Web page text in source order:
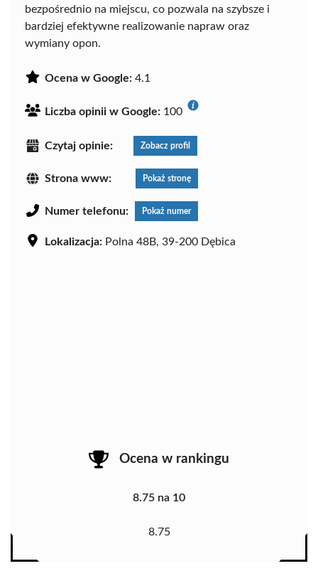
bezpośrednio na miejscu, co pozwala na szybsze i
bardziej efektywne realizowanie napraw oraz
wymiany opon.
Ocena w Google: 4.1
Liczba opinii w Google: 100
Czytaj opinie: Zobacz profil
Strona www: Pokaż stronę
Numer telefonu: Pokaż numer
Lokalizacja: Polna 48B, 39-200 Dębica
Ocena w rankingu
8.75 na 10
8.75